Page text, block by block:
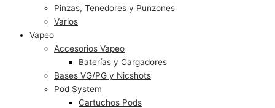
Pinzas, Tenedores y Punzones
Varios
Vapeo
Accesorios Vapeo
Baterías y Cargadores
Bases VG/PG y Nicshots
Pod System
Cartuchos Pods